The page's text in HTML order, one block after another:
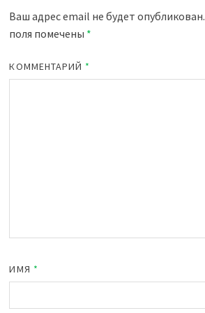
Ваш адрес email не будет опубликован.
поля помечены *
КОММЕНТАРИЙ *
ИМЯ *